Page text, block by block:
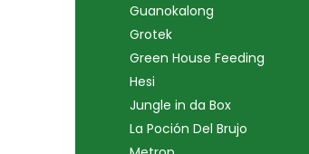
Guanokalong
Grotek
Green House Feeding
Hesi
Jungle in da Box
La Poción Del Brujo